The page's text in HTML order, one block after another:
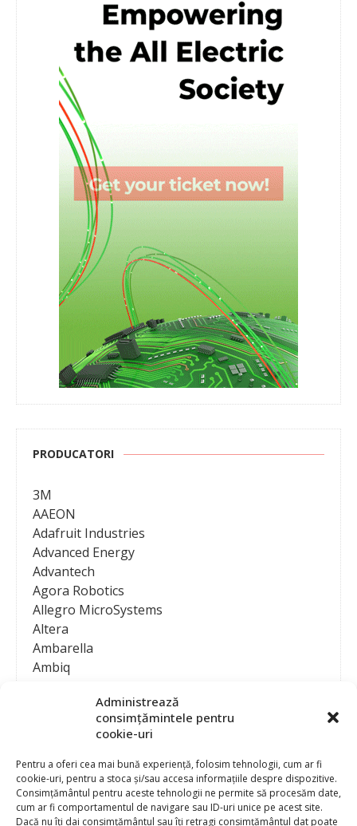
Administrează
consimțămintele pentru
cookie-uri
Pentru a oferi cea mai bună experiență, folosim tehnologii, cum ar fi
cookie-uri, pentru a stoca și/sau accesa informațiile despre dispozitive.
Consimțământul pentru aceste tehnologii ne permite să procesăm date,
cum ar fi comportamentul de navigare sau ID-uri unice pe acest site.
Dacă nu îți dai consimțământul sau îți retragi consimțământul dat poate
PRODUCATORI
3M
AAEON
Adafruit Industries
Advanced Energy
Advantech
Agora Robotics
Allegro MicroSystems
Altera
Ambarella
Ambiq
Analog Devices
Anritsu Corporation
Ansys
APS
Arduino
Arm